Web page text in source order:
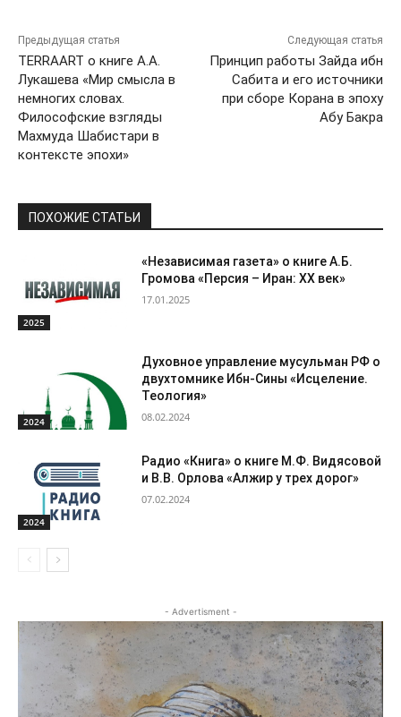
Предыдущая статья
TERRAART о книге А.А.
Лукашева «Мир смысла в
немногих словах.
Философские взгляды
Махмуда Шабистари в
контексте эпохи»
Следующая статья
Принцип работы Зайда ибн
Сабита и его источники
при сборе Корана в эпоху
Абу Бакра
ПОХОЖИЕ СТАТЬИ
2025
«Независимая газета» о книге А.Б.
Громова «Персия – Иран: ХХ век»
17.01.2025
2024
Духовное управление мусульман РФ о
двухтомнике Ибн-Сины «Исцеление.
Теология»
08.02.2024
2024
Радио «Книга» о книге М.Ф. Видясовой
и В.В. Орлова «Алжир у трех дорог»
07.02.2024
- Advertisment -